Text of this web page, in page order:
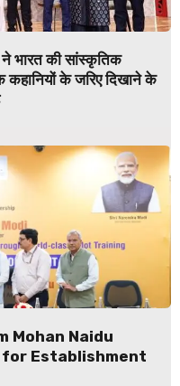
भारत की सांस्कृतिक
कहानियों के जरिए दिखाने के
Mohan Naidu
Establishment